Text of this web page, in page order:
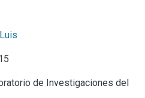
de Investigaciones del